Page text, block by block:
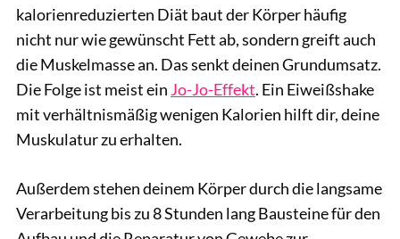
kalorienreduzierten Diät baut der Körper häufig
nicht nur wie gewünscht Fett ab, sondern greift auch
die Muskelmasse an. Das senkt deinen Grundumsatz.
Die Folge ist meist ein Jo-Jo-Effekt. Ein Eiweißshake
mit verhältnismäßig wenigen Kalorien hilft dir, deine
Muskulatur zu erhalten.
Außerdem stehen deinem Körper durch die langsame
Verarbeitung bis zu 8 Stunden lang Bausteine für den